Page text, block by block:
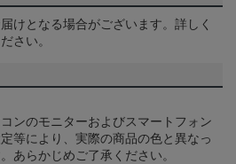
けとなる場合がございます。詳しく
さい。
ンのモニターおよびスマートフォン
等により、実際の商品の色と異なっ
あらかじめご了承ください。